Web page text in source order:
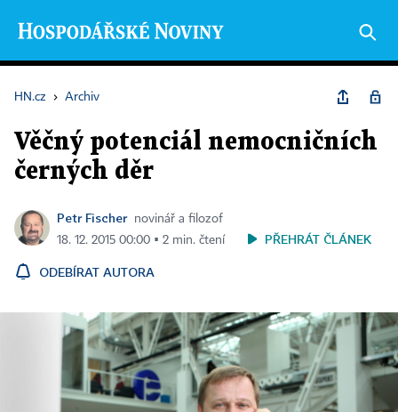
HN.cz › Archiv
Věčný potenciál nemocničních
černých děr
Petr Fischer
novinář a filozof
18. 12. 2015 00:00 ▪ 2 min. čtení
PŘEHRÁT ČLÁNEK
ODEBÍRAT AUTORA